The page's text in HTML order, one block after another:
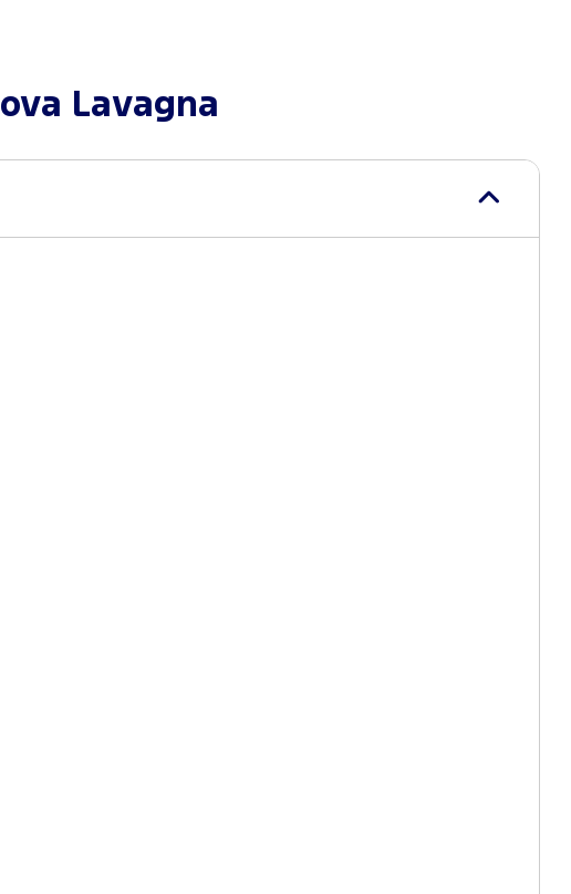
Lavagna